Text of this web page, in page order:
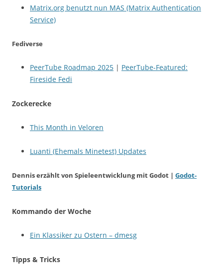
Matrix.org benutzt nun MAS (Matrix Authentication
Service)
Fediverse
PeerTube Roadmap 2025 | PeerTube-Featured:
Fireside Fedi
Zockerecke
This Month in Veloren
Luanti (Ehemals Minetest) Updates
Dennis erzählt von Spieleentwicklung mit Godot | Godot-
Tutorials
Kommando der Woche
Ein Klassiker zu Ostern – dmesg
Tipps & Tricks